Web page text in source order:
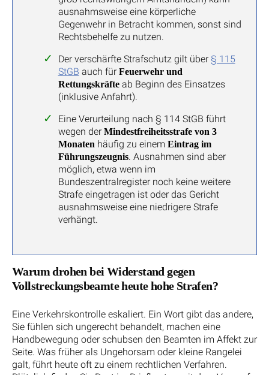
ausnahmsweise eine körperliche
Gegenwehr in Betracht kommen, sonst sind
Rechtsbehelfe zu nutzen.
Der verschärfte Strafschutz gilt über § 115
StGB auch für Feuerwehr und
Rettungskräfteab Beginn des Einsatzes
(inklusive Anfahrt).
Eine Verurteilung nach § 114 StGB führt
wegen der Mindestfreiheitsstrafe von 3
Monatenhäufig zu einem Eintrag im
Führungszeugnis. Ausnahmen sind aber
möglich, etwa wenn im
Bundeszentralregister noch keine weitere
Strafe eingetragen ist oder das Gericht
ausnahmsweise eine niedrigere Strafe
verhängt.
Warum drohen bei Widerstand gegen
Vollstreckungsbeamte heute hohe Strafen?
Eine Verkehrskontrolle eskaliert. Ein Wort gibt das andere,
Sie fühlen sich ungerecht behandelt, machen eine
Handbewegung oder schubsen den Beamten im Affekt zur
Seite. Was früher als Ungehorsam oder kleine Rangelei
galt, führt heute oft zu einem rechtlichen Verfahren.